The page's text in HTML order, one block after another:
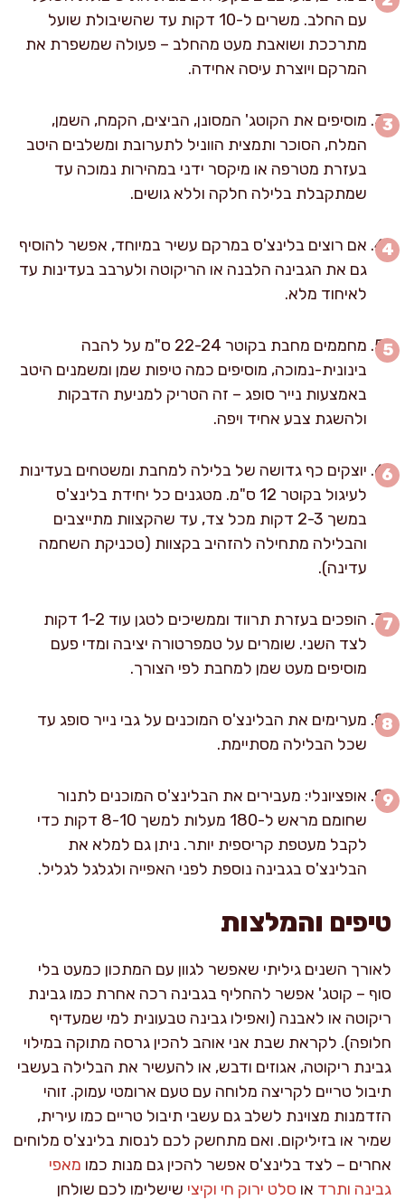
עם החלב. משרים ל-10 דקות עד שהשיבולת שועל
מתרככת ושואבת מעט מהחלב – פעולה שמשפרת את
המרקם ויוצרת עיסה אחידה.
מוסיפים את הקוטג' המסונן, הביצים, הקמח, השמן,
המלח, הסוכר ותמצית הווניל לתערובת ומשלבים היטב
בעזרת מטרפה או מיקסר ידני במהירות נמוכה עד
שמתקבלת בלילה חלקה וללא גושים.
אם רוצים בלינצ'ס במרקם עשיר במיוחד, אפשר להוסיף
גם את הגבינה הלבנה או הריקוטה ולערבב בעדינות עד
לאיחוד מלא.
מחממים מחבת בקוטר 22-24 ס"מ על להבה
בינונית-נמוכה, מוסיפים כמה טיפות שמן ומשמנים היטב
באמצעות נייר סופג – זה הטריק למניעת הדבקות
ולהשגת צבע אחיד ויפה.
יוצקים כף גדושה של בלילה למחבת ומשטחים בעדינות
לעיגול בקוטר 12 ס"מ. מטגנים כל יחידת בלינצ'ס
במשך 2-3 דקות מכל צד, עד שהקצוות מתייצבים
והבלילה מתחילה להזהיב בקצוות (טכניקת השחמה
עדינה).
הופכים בעזרת תרווד וממשיכים לטגן עוד 1-2 דקות
לצד השני. שומרים על טמפרטורה יציבה ומדי פעם
מוסיפים מעט שמן למחבת לפי הצורך.
מערימים את הבלינצ'ס המוכנים על גבי נייר סופג עד
שכל הבלילה מסתיימת.
אופציונלי: מעבירים את הבלינצ'ס המוכנים לתנור
שחומם מראש ל-180 מעלות למשך 8-10 דקות כדי
לקבל מעטפת קריספית יותר. ניתן גם למלא את
הבלינצ'ס בגבינה נוספת לפני האפייה ולגלגל לגליל.
טיפים והמלצות
לאורך השנים גיליתי שאפשר לגוון עם המתכון כמעט בלי
סוף – קוטג' אפשר להחליף בגבינה רכה אחרת כמו גבינת
ריקוטה או לאבנה (ואפילו גבינה טבעונית למי שמעדיף
חלופה). לקראת שבת אני אוהב להכין גרסה מתוקה במילוי
גבינת ריקוטה, אגוזים ודבש, או להעשיר את הבלילה בעשבי
תיבול טריים לקריצה מלוחה עם טעם ארומטי עמוק. זוהי
הזדמנות מצוינת לשלב גם עשבי תיבול טריים כמו עירית,
שמיר או בזיליקום. ואם מתחשק לכם לנסות בלינצ'ס מלוחים
אחרים – לצד בלינצ'ס אפשר להכין גם מנות כמו מאפי
גבינה ותרד או סלט ירוק חי וקיצי שישלימו לכם שולחן